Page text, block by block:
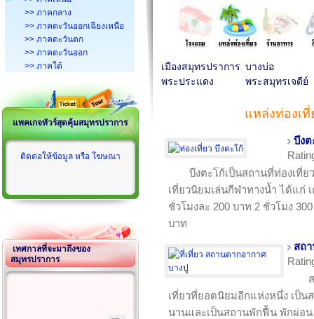
>> ภาคกลาง
>> ภาคตะวันออกเฉียงเหนือ
>> ภาคตะวันตก
>> ภาคตะวันออก
>> ภาคใต้
แพคเกจทัวร์สุดคุ้มสมุทรปราการ
ติดต่อให้ข้อมูล หรือ โฆษณา
เทศกาลที่จะมาถึงของ
สมุทรปราการ
เมืองสมุทรปราการ บางบ่อ
พระประแดง
พระสมุทรเจดีย์
แหล่งท่องเ
บึงต
บึงตะโก้เป็นสถานที่ท่องเที่
เที่ยวนิยมเล่นกีฬาทางน้ำ ได้แก่
ชั่วโมงละ 200 บาท 2 ชั่วโมง
บาท
สถ
เที่ยวที่ยอดนิยมอีกแห่งหนึ่ง เป็น
นานและเป็นสถานพักฟื้น พักผ่อ